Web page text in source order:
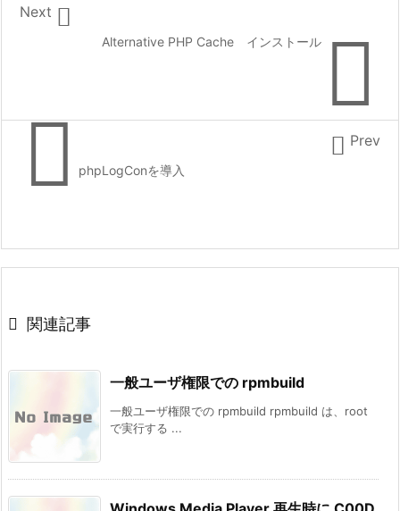

Alternative PHP Cache インストール

Next
 phpLogConを導入
 Prev
 関連記事
一般ユーザ権限での rpmbuild
一般ユーザ権限での rpmbuild rpmbuild は、root
で実行する ...